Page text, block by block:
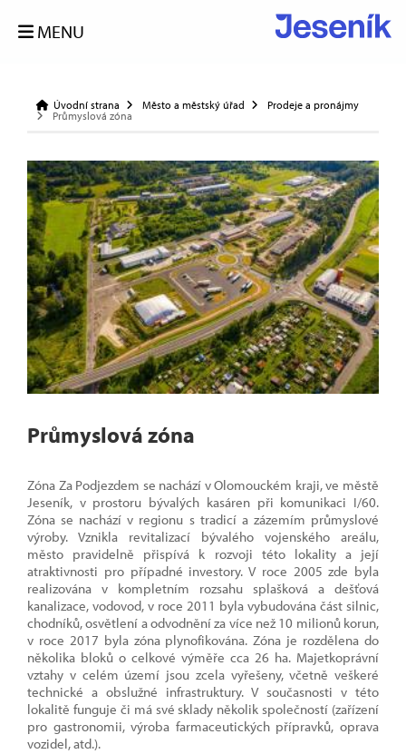
MENU
Úvodní strana Město a městský úřad
Prodeje a pronájmy
Průmyslová zóna
Průmyslová zóna
Zóna Za Podjezdem se nachází v Olomouckém kraji, ve městě
Jeseník, v prostoru bývalých kasáren při komunikaci I/60.
Zóna se nachází v regionu s tradicí a zázemím průmyslové
výroby. Vznikla revitalizací bývalého vojenského areálu,
město pravidelně přispívá k rozvoji této lokality a její
atraktivnosti pro případné investory. V roce 2005 zde byla
realizována v kompletním rozsahu splašková a dešťová
kanalizace, vodovod, v roce 2011 byla vybudována část silnic,
chodníků, osvětlení a odvodnění za více než 10 milionů korun,
v roce 2017 byla zóna plynofikována. Zóna je rozdělena do
několika bloků o celkové výměře cca 26 ha. Majetkoprávní
vztahy v celém území jsou zcela vyřešeny, včetně veškeré
technické a obslužné infrastruktury. V současnosti v této
lokalitě funguje či má své sklady několik společností (zařízení
pro gastronomii, výroba farmaceutických přípravků, oprava
vozidel, atd.).